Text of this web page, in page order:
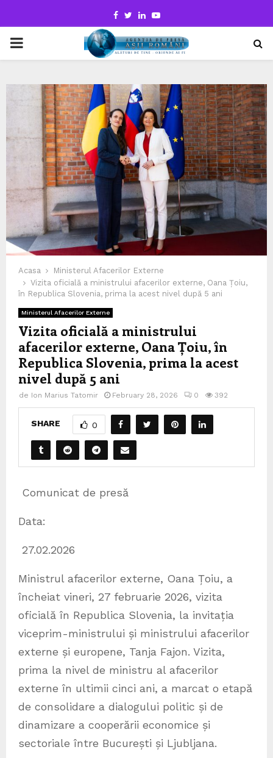
Facebook
TwitterLinkedinYoutube
PRIMARY
Acasa
Ministerul Afacerilor Externe
Vizita oficială a ministrului afacerilor externe, Oana Țoiu,
în Republica Slovenia, prima la acest nivel după 5 ani
Ministerul Afacerilor Externe
Vizita oficială a ministrului
afacerilor externe, Oana Țoiu, în
Republica Slovenia, prima la acest
nivel după 5 ani
de Ion Marius Tatomir February 28, 2026 0 392
SHARE 0
Comunicat de presă
Data:
27.02.2026
Ministrul afacerilor externe, Oana Țoiu, a
încheiat vineri, 27 februarie 2026, vizita
oficială în Republica Slovenia, la invitația
viceprim-ministrului și ministrului afacerilor
externe și europene, Tanja Fajon. Vizita,
prima la nivel de ministru al afacerilor
externe în ultimii cinci ani, a marcat o etapă
de consolidare a dialogului politic și de
dinamizare a cooperării economice și
sectoriale între București și Ljubljana.